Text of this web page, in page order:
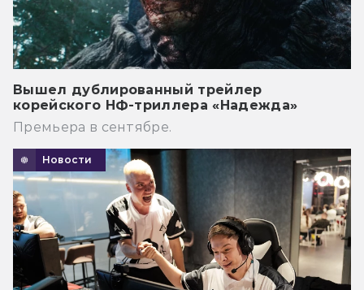
Вышел дублированный трейлер
корейского НФ-триллера «Надежда»
Премьера в сентябре.
Новости